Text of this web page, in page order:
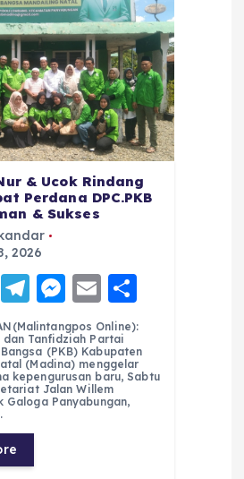
& Ucok Rindang
Perdana DPC.PKB
& Sukses
2026
W T
el
e
g
r
a
m
M
e
ss
e
n
E
m
ai
l
h
a
re
Online):
dan Tanfidziah Partai
(PKB) Kabupaten
(Madina) menggelar
kepengurusan baru, Sabtu
Jalan Willem
Galoga Panyabungan,